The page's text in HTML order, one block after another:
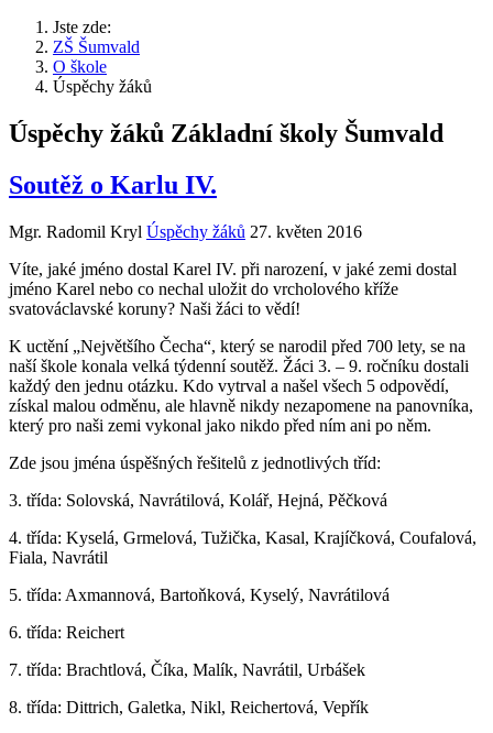
Jste zde:
ZŠ Šumvald
O škole
Úspěchy žáků
Úspěchy žáků Základní školy Šumvald
Soutěž o Karlu IV.
Mgr. Radomil Kryl Úspěchy žáků 27. květen 2016
Víte, jaké jméno dostal Karel IV. při narození, v jaké zemi dostal
jméno Karel nebo co nechal uložit do vrcholového kříže
svatováclavské koruny? Naši žáci to vědí!
K uctění „Největšího Čecha“, který se narodil před 700 lety, se na
naší škole konala velká týdenní soutěž. Žáci 3. – 9. ročníku dostali
každý den jednu otázku. Kdo vytrval a našel všech 5 odpovědí,
získal malou odměnu, ale hlavně nikdy nezapomene na panovníka,
který pro naši zemi vykonal jako nikdo před ním ani po něm.
Zde jsou jména úspěšných řešitelů z jednotlivých tříd:
3. třída: Solovská, Navrátilová, Kolář, Hejná, Pěčková
4. třída: Kyselá, Grmelová, Tužička, Kasal, Krajíčková, Coufalová,
Fiala, Navrátil
5. třída: Axmannová, Bartoňková, Kyselý, Navrátilová
6. třída: Reichert
7. třída: Brachtlová, Číka, Malík, Navrátil, Urbášek
8. třída: Dittrich, Galetka, Nikl, Reichertová, Vepřík